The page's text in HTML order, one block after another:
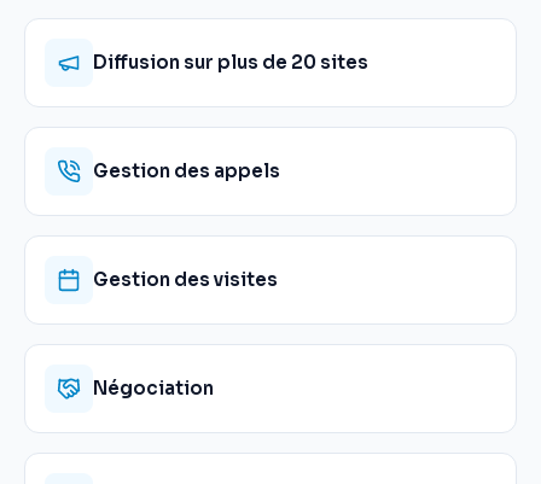
Diffusion sur plus de 20 sites
Gestion des appels
Gestion des visites
Négociation